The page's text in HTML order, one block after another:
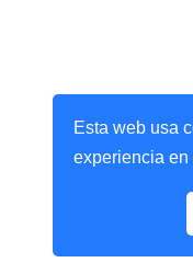
Esta web usa
experiencia en